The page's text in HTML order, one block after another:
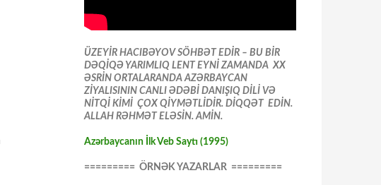
ÜZEYİR HACIBƏYOV SÖHBƏT EDİR – BU BİR
DƏQİQƏ YARIMLIQ LENT EYNİ ZAMANDA XX
ƏSRİN ORTALARANDA AZƏRBAYCAN
ZİYALISININ CANLI ƏDƏBİ DANIŞIQ DİLİ VƏ
NİTQİ KİMİ ÇOX QİYMƏTLİDİR. DİQQƏT EDİN.
ALLAH RƏHMƏT ELƏSİN. AMİN.
Azərbaycanın İlk Veb Saytı (1995)
========= ÖRNƏK YAZARLAR =========